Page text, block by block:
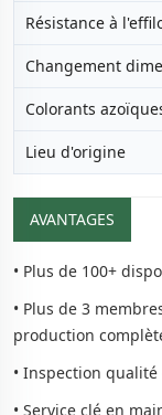
Résistance à
Changement
Colorants
Lieu d'origine
AVANTAGES
• Plus de 100+
• Plus de 3
production
• Inspection
• Service clé en